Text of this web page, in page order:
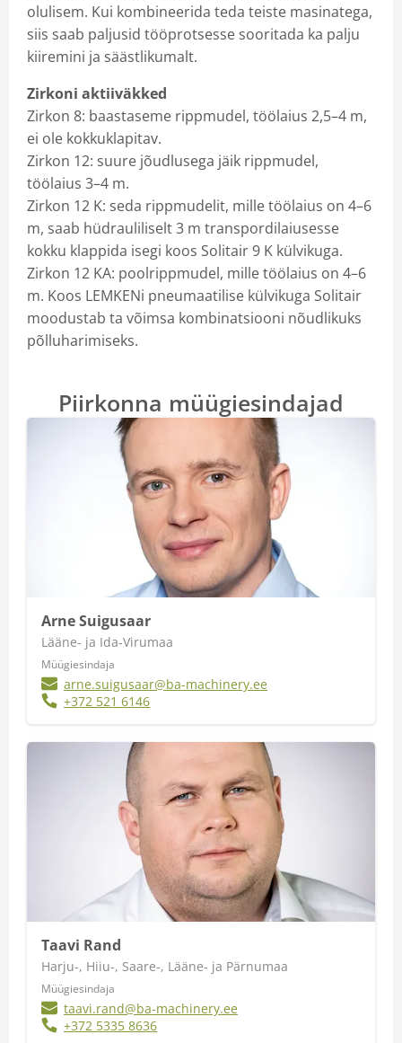
olulisem. Kui kombineerida teda teiste masinatega,
siis saab paljusid tööprotsesse sooritada ka palju
kiiremini ja säästlikumalt.
Zirkoni aktiiväkked
Zirkon 8: baastaseme rippmudel, töölaius 2,5–4 m,
ei ole kokkuklapitav.
Zirkon 12: suure jõudlusega jäik rippmudel,
töölaius 3–4 m.
Zirkon 12 K: seda rippmudelit, mille töölaius on 4–6
m, saab hüdrauliliselt 3 m transpordilaiusesse
kokku klappida isegi koos Solitair 9 K külvikuga.
Zirkon 12 KA: poolrippmudel, mille töölaius on 4–6
m. Koos LEMKENi pneumaatilise külvikuga Solitair
moodustab ta võimsa kombinatsiooni nõudlikuks
põlluharimiseks.
Piirkonna müügiesindajad
Arne Suigusaar
Lääne- ja Ida-Virumaa
Müügiesindaja
arne.suigusaar@ba-machinery.ee
+372 521 6146
Taavi Rand
Harju-, Hiiu-, Saare-, Lääne- ja Pärnumaa
Müügiesindaja
taavi.rand@ba-machinery.ee
+372 5335 8636